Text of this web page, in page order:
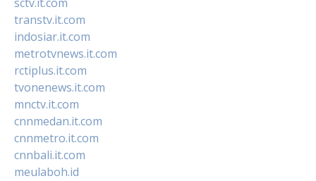
transtv.it.com
indosiar.it.com
metrotvnews.it.com
rctiplus.it.com
tvonenews.it.com
mnctv.it.com
cnnmedan.it.com
cnnmetro.it.com
cnnbali.it.com
meulaboh.id